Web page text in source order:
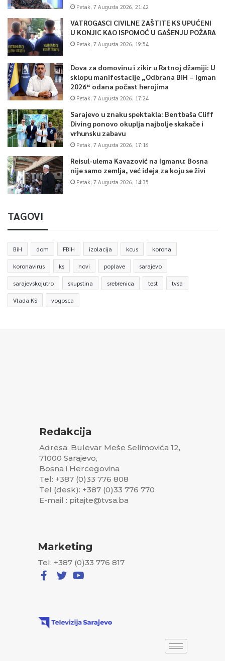
Petak, 7 Augusta 2026, 21:42
VATROGASCI CIVILNE ZAŠTITE KS UPUĆENI
U KONJIC KAO ISPOMOĆ U GAŠENJU POŽARA
Petak, 7 Augusta 2026, 19:54
Dova za domovinu i zikir u Ratnoj džamiji: U
sklopu manifestacije „Odbrana BiH – Igman
2026“ odana počast herojima
Petak, 7 Augusta 2026, 17:24
Sarajevo u znaku spektakla: Bentbaša Cliff
Diving ponovo okuplja najbolje skakače i
vrhunsku zabavu
Petak, 7 Augusta 2026, 17:16
Reisul-ulema Kavazović na Igmanu: Bosna
nije samo zemlja, već ideja za koju se živi
Petak, 7 Augusta 2026, 14:35
TAGOVI
BiH dom FBiH izolacija kcus korona
koronavirus ks novi poplave sarajevo
sarajevskojutro skupstina srebrenica test tvsa
Vlada KS vogosca
Redakcija
Adresa: Bulevar Meše Selimovića 12,
71000 Sarajevo,
Bosna i Hercegovina
Tel: +387 (0)33 776 808
Tel (desk): +387 (0)33 776 770
E-mail : pitajte@tvsa.ba
Marketing
Tel: +387 (0)33 776 817